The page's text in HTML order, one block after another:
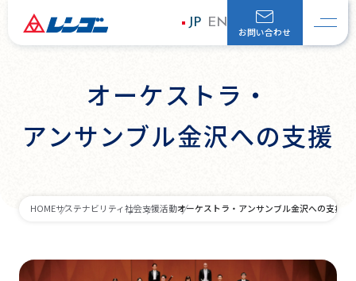
JP EN
お問い合わせ
オーケストラ・
アンサンブル金沢への支援
HOMEサステナビリティ社会支援活動オーケストラ・アンサンブル金沢への支援